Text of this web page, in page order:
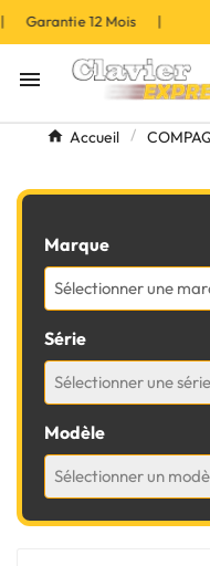
Garantie 12 Mois |

Accueil
Marque
Sélectionner une
Série
Sélectionner une série
Modèle
Sélectionner un